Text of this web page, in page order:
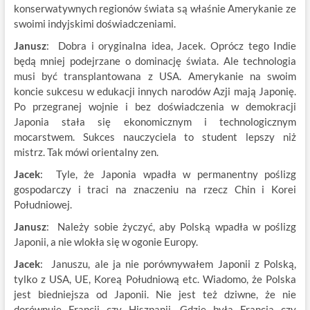
konserwatywnych regionów świata są właśnie Amerykanie ze
swoimi indyjskimi doświadczeniami.
Janusz: Dobra i oryginalna idea, Jacek. Oprócz tego Indie
będą mniej podejrzane o dominację świata. Ale technologia
musi być transplantowana z USA. Amerykanie na swoim
koncie sukcesu w edukacji innych narodów Azji mają Japonię.
Po przegranej wojnie i bez doświadczenia w demokracji
Japonia stała się ekonomicznym i technologicznym
mocarstwem. Sukces nauczyciela to student lepszy niż
mistrz. Tak mówi orientalny zen.
Jacek: Tyle, że Japonia wpadła w permanentny poślizg
gospodarczy i traci na znaczeniu na rzecz Chin i Korei
Południowej.
Janusz: Należy sobie życzyć, aby Polską wpadła w poślizg
Japonii, a nie wlokła się w ogonie Europy.
Jacek: Januszu, ale ja nie porównywałem Japonii z Polską,
tylko z USA, UE, Koreą Południową etc. Wiadomo, że Polska
jest biedniejsza od Japonii. Nie jest też dziwne, że nie